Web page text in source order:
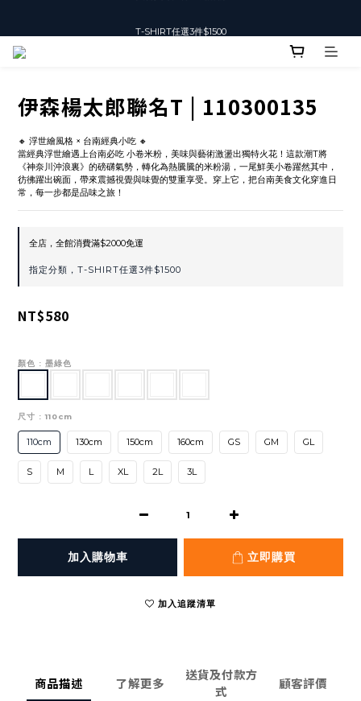
T-SHIRT任選3件$1500
伊森楊太郎聯名T | 110300135
🔸 浮世繪風格 × 台南經典小吃 🔸
當經典浮世繪遇上台南必吃 小卷米粉，美味與藝術激盪出獨特火花！這款潮T將
《神奈川沖浪裏》的磅礴氣勢，轉化為熱騰騰的米粉湯，一尾鮮美小卷躍然其中，
彷彿躍出碗面，帶來震撼視覺與味覺的雙重享受。穿上它，把台南美食文化穿進日
常，每一步都是品味之旅！
全店，全館消費滿$2000免運
指定分類，T-SHIRT任選3件$1500
NT$580
顏色 : 墨綠色
尺寸 : 110cm
110cm 130cm 150cm 160cm GS GM GL
S M L XL 2L 3L
加入購物車 立即購買
加入追蹤清單
商品描述 了解更多
送貨及付款方
式
顧客評價